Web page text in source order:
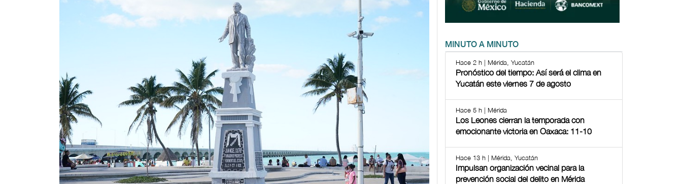
MINUTO A MINUTO
Hace 2 h | Mérida, Yucatán
Pronóstico del tiempo: Así será el clima en
Yucatán este viernes 7 de agosto
Hace 5 h | Mérida
Los Leones cierran la temporada con
emocionante victoria en Oaxaca: 11-10
Hace 13 h | Mérida, Yucatán
Impulsan organización vecinal para la
prevención social del delito en Mérida